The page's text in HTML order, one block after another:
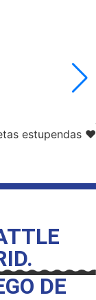
estupendas ❤️
DE